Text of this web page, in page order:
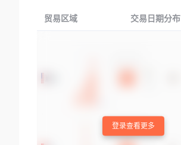
贸易区域 交易日期分布
登录查看更多